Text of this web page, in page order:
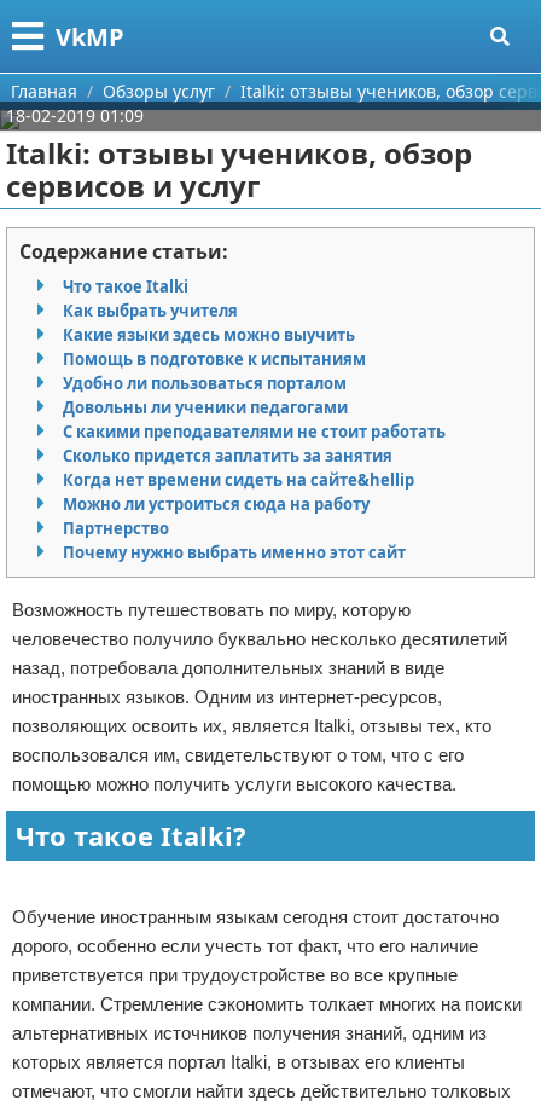
VkMP
Меню
Главная
Категории
Сельское хозяйство
Разное
Идеи бизнеса
Для руководителя
Промышленность
Международный бизнес
Продажи
Начало бизнеса
Обзоры услуг
Самосовершенствование
Деловое общение
Менеджмент
Поиск
О проекте
Контакты
Сотрудничество
Размещение рекламы
Для правообладателей
Условия предоставления информации
Отказ от ответственности
Главная Обзоры услуг
Italki: отзывы учеников, обзор
18-02-2019 01:09
Italki: отзывы учеников, обзор
сервисов и услуг
Содержание статьи:
Что такое Italki
Как выбрать учителя
Какие языки здесь можно выучить
Помощь в подготовке к испытаниям
Удобно ли пользоваться порталом
Довольны ли ученики педагогами
С какими преподавателями не стоит работать
Сколько придется заплатить за занятия
Когда нет времени сидеть на сайте&hellip
Можно ли устроиться сюда на работу
Партнерство
Почему нужно выбрать именно этот сайт
Возможность путешествовать по миру, которую
человечество получило буквально несколько десятилетий
назад, потребовала дополнительных знаний в виде
иностранных языков. Одним из интернет-ресурсов,
позволяющих освоить их, является Italki, отзывы тех, кто
воспользовался им, свидетельствуют о том, что с его
помощью можно получить услуги высокого качества.
Что такое Italki?
Обучение иностранным языкам сегодня стоит достаточно
дорого, особенно если учесть тот факт, что его наличие
приветствуется при трудоустройстве во все крупные
компании. Стремление сэкономить толкает многих на поиски
альтернативных источников получения знаний, одним из
которых является портал Italki, в отзывах его клиенты
отмечают, что смогли найти здесь действительно толковых